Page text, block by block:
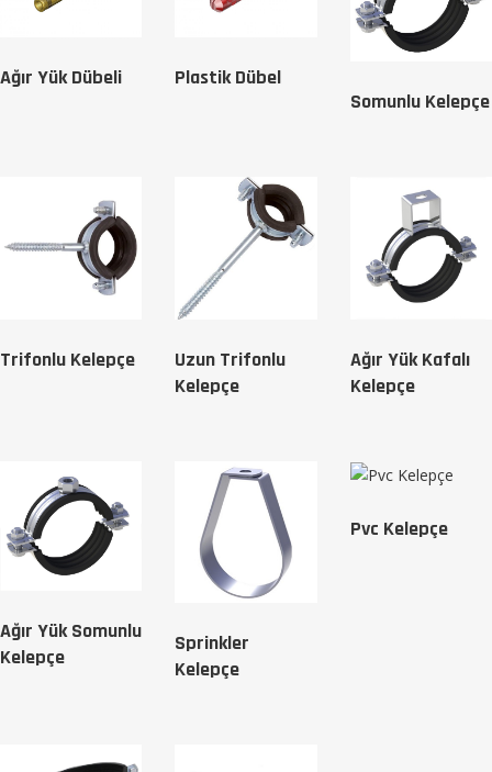
Ağır Yük Dübeli
Plastik Dübel
Somunlu Kelepçe
Trifonlu Kelepçe
Uzun Trifonlu
Kelepçe
Ağır Yük Kafalı
Kelepçe
Ağır Yük Somunlu
Kelepçe
Sprinkler
Kelepçe
Pvc Kelepçe